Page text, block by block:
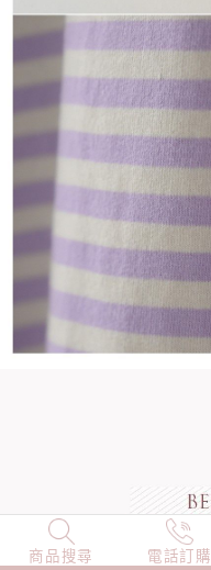
商品搜尋 電話訂購
NEW 店長精選